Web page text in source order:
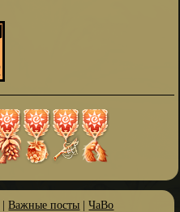
|Важные посты |ЧаВо